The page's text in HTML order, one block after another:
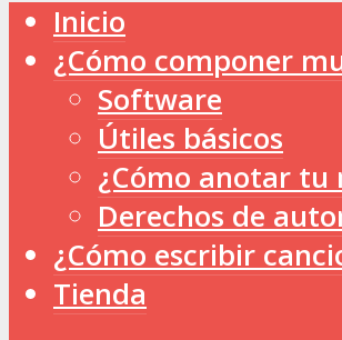
Inicio
¿Cómo componer
Software
Útiles básicos
¿Cómo anotar tu
Derechos de
¿Cómo escribir
Tienda